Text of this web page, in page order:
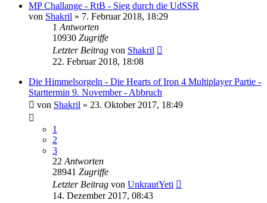
MP Challange - RtB - Sieg durch die UdSSR
von Shakril » 7. Februar 2018, 18:29
1 Antworten
10930 Zugriffe
Letzter Beitrag von Shakril
22. Februar 2018, 18:08
Die Himmelsorgeln - Die Hearts of Iron 4 Multiplayer Partie -
Starttermin 9. November - Abbruch
von Shakril » 23. Oktober 2017, 18:49
1
2
3
22 Antworten
28941 Zugriffe
Letzter Beitrag von UnkrautYeti
14. Dezember 2017, 08:43